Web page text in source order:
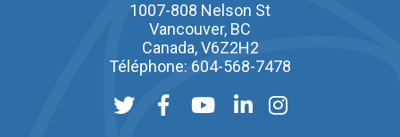
1007-808 Nelson St
Vancouver, BC
Canada, V6Z2H2
Téléphone: 604-568-7478